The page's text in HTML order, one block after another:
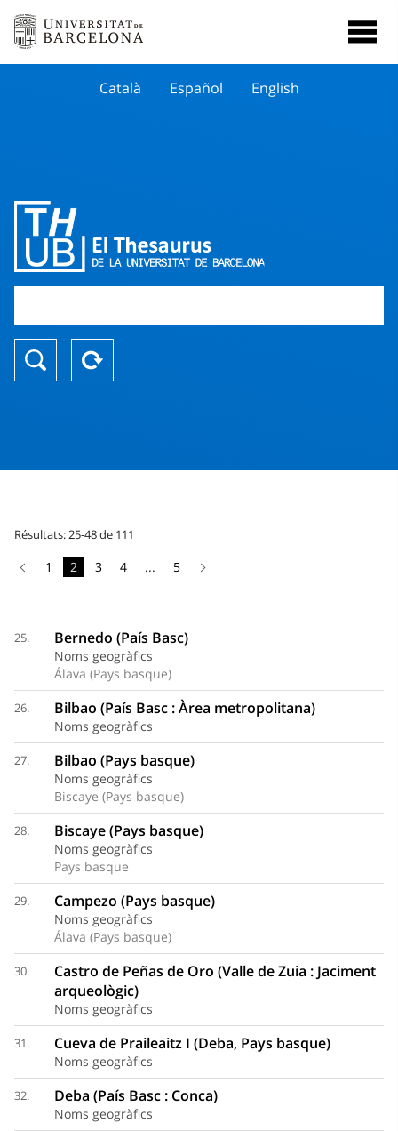
Català Español English
Résultats: 25-48 de 111
1 2 3 4 ... 5
25. Bernedo (País Basc)
Noms geogràfics
Álava (Pays basque)
26. Bilbao (País Basc : Àrea metropolitana)
Noms geogràfics
27. Bilbao (Pays basque)
Noms geogràfics
Biscaye (Pays basque)
28. Biscaye (Pays basque)
Noms geogràfics
Pays basque
29. Campezo (Pays basque)
Noms geogràfics
Álava (Pays basque)
30.
Castro de Peñas de Oro (Valle de Zuia : Jaciment
arqueològic)
Noms geogràfics
31. Cueva de Praileaitz I (Deba, Pays basque)
Noms geogràfics
32. Deba (País Basc : Conca)
Noms geogràfics